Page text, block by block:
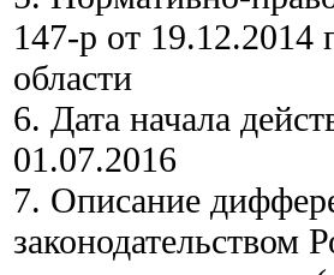
147-р от
области
6. Дата начала
01.07.2016
7. Описание
законодательством